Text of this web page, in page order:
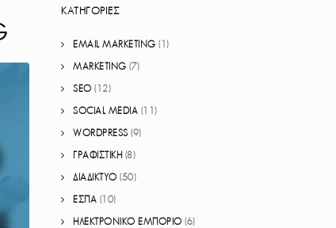
ΚΑΤΗΓΟΡΊΕΣ
EMAIL MARKETING (1)
MARKETING (7)
SEO (12)
SOCIAL MEDIA (11)
WORDPRESS (9)
ΓΡΑΦΙΣΤΙΚΗ (8)
ΔΙΑΔΙΚΤΥΟ (50)
ΕΣΠΑ (10)
ΗΛΕΚΤΡΟΝΙΚΟ ΕΜΠΟΡΙΟ (6)